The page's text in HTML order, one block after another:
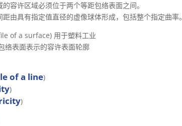
容许区域必须位于两个等距包络表面之间。
由具有指定值直径的虚像球体形成，包括整个指定曲率。
络表面表示的容许表面轮廓
of a line)
)
)